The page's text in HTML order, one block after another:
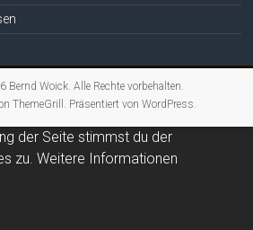
Bernd Woick. Alle Rechte vorbehalten.
ThemeGrill. Präsentiert vonWordPress.
der Seite stimmst du der
zu. Weitere Informationen